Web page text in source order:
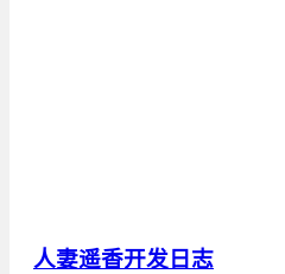
人妻遥香开发日志